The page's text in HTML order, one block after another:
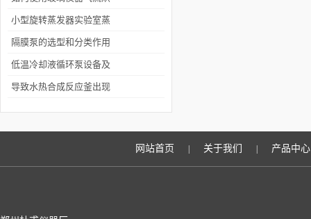
干器能延长其使用寿命？
小型旋转蒸发器实验室蒸
馏效率影响因素
隔膜泵的选型和分类作用
低温冷却液循环泵设备及
它的使用方法
导致水热合成反应釜出现
网站首页 关于我们 产品中心